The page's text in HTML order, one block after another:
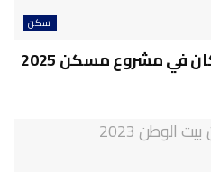
سكن
في مشروع مسكن 2025